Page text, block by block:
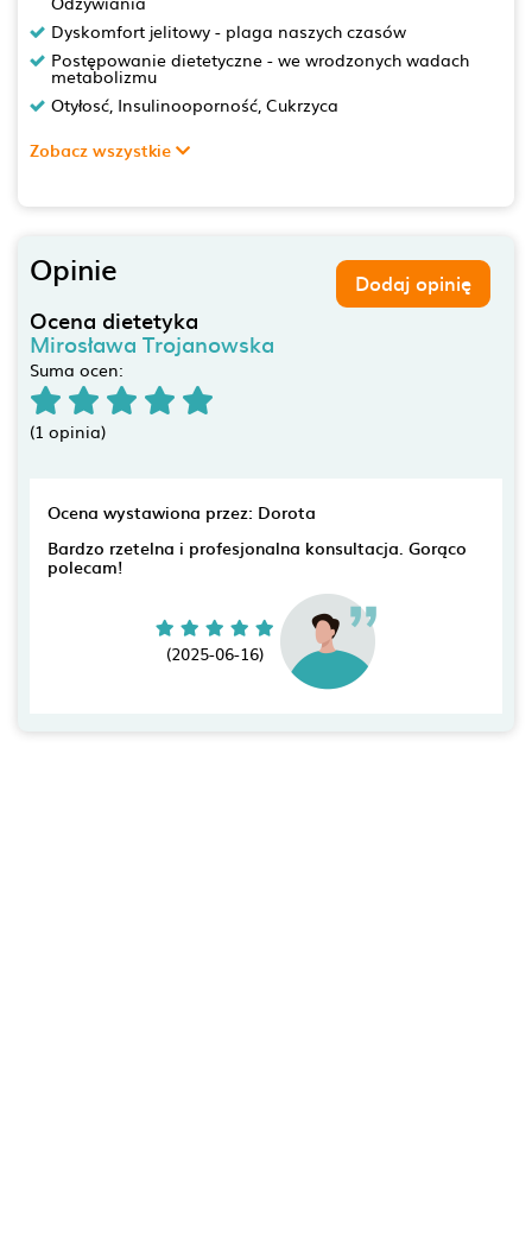
Dyskomfort jelitowy - plaga naszych czasów
Postępowanie dietetyczne - we wrodzonych wadach
metabolizmu
Otyłosć, Insulinooporność, Cukrzyca
Zobacz wszystkie
Opinie Dodaj opinię
Ocena dietetyka
Mirosława Trojanowska
Suma ocen:
(1 opinia)
Ocena wystawiona przez: Dorota
Bardzo rzetelna i profesjonalna konsultacja. Gorąco
polecam!
(2025-06-16)